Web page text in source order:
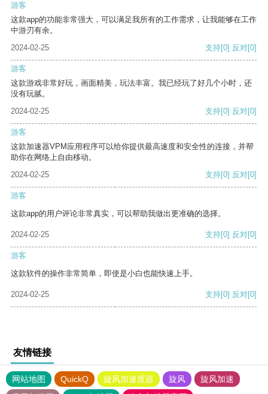
游客
这款app的功能非常强大，可以满足我所有的工作需求，让我能够在工作
中游刃有余。
2024-02-25
支持[0] 反对[0]
游客
这款游戏非常好玩，画面精美，玩法丰富。我已经玩了好几个小时，还
没有玩腻。
2024-02-25
支持[0] 反对[0]
游客
这款加速器VPM应用程序可以给你提供最高速度和安全性的连接，并帮
助你在网络上自由移动。
2024-02-25
支持[0] 反对[0]
游客
这款app的用户评论非常真实，可以帮助我做出更准确的选择。
2024-02-25 支持[0] 反对[0]
游客
这款软件的操作非常简单，即使是小白也能快速上手。
2024-02-25 支持[0] 反对[0]
友情链接
网站地图 QuickQ 旋风加速度器 旋风
旋风加速